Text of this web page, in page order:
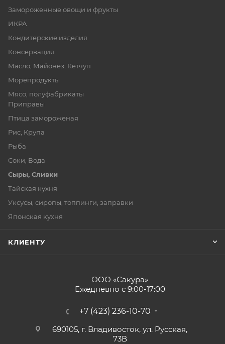
Замороженные овощи и фрукты
ИКРА
Кондитерские изделия
Консервация
Масло, Майонез, Кетчуп
Морепродукты
Мясо, полуфабрикаты
Приправы
Птица замороженая
Рис, Крупа
Рыба
Соки, Вода
Сыры, Сливки
Тайская кухня
Уксусы, сиропы, топпинги, заправки
Японская кухня
КЛИЕНТУ
ООО «Сакура»
Ежедневно с 9:00-17:00
+7 (423) 236-10-70
690105, г. Владивосток, ул. Русская,
73В